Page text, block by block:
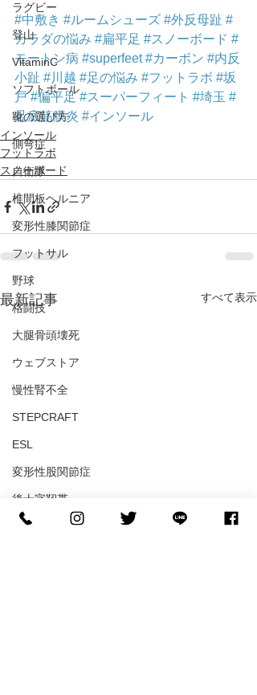
ラグビー
登山
VitaminC
ソフトボール
靴の選び方
側弯症
自衛隊
椎間板ヘルニア
変形性膝関節症
フットサル
野球
格闘技
大腿骨頭壊死
ウェブストア
慢性腎不全
STEPCRAFT
ESL
変形性股関節症
後十字靭帯
内側側副靭帯
#中敷き #ルームシューズ #外反母趾 #
カラダの悩み #扁平足 #スノーボード #
モートン病 #superfeet #カーボン #内反
小趾 #川越 #足の悩み #フットラボ #坂
戸 #偏平足 #スーパーフィート #埼玉 #
足底筋膜炎 #インソール
インソール
フットラボ
スノーボード
最新記事 すべて表示